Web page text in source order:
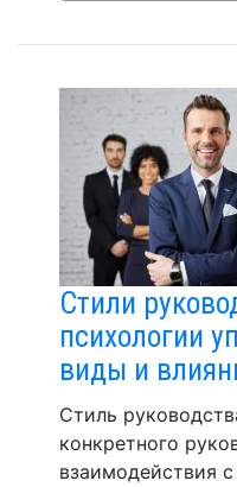
Стили
психологии
виды и
Стиль
конкретного
взаимодействия